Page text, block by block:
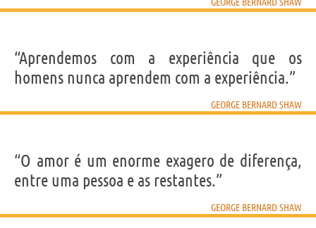
Profissão escritor,dramaturgo
Frases, citações e aforismos de George Bernard Shaw
117
GEORGE BERNARD SHAW
Compartilhe
“Aprendemos com a experiência que os
homens nunca aprendem com a experiência.”
GEORGE BERNARD SHAW
“O amor é um enorme exagero de diferença,
entre uma pessoa e as restantes.”
GEORGE BERNARD SHAW